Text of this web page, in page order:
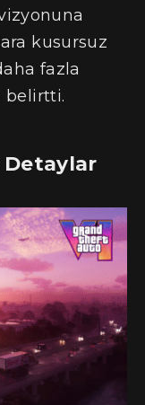
kusursuz
fazla
belirtti.